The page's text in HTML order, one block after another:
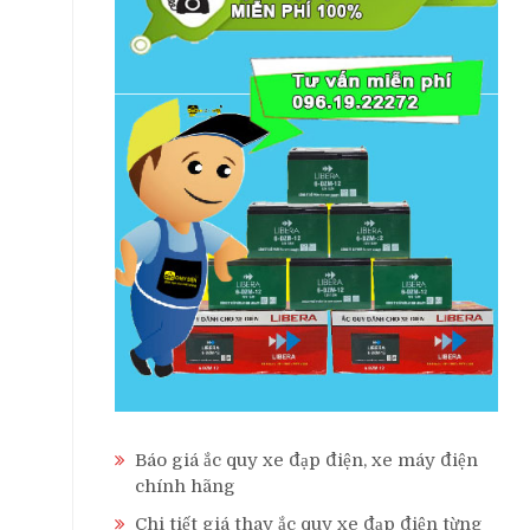
Báo giá ắc quy xe đạp điện, xe máy điện
chính hãng
Chi tiết giá thay ắc quy xe đạp điện từng